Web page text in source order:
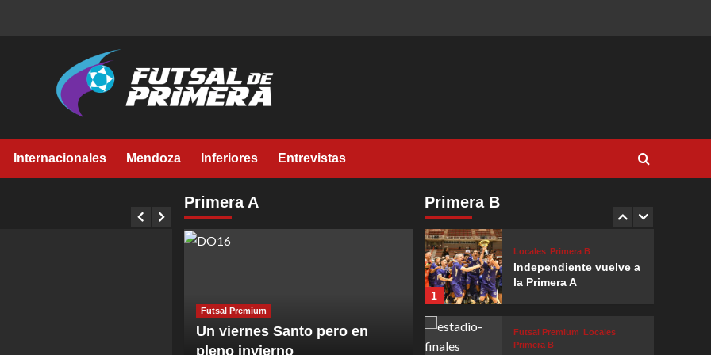
Internacionales Mendoza Inferiores Entrevistas
Primera A
Futsal Premium
Un viernes Santo pero en
pleno invierno
Primera B
5
1
Locales Primera B
Independiente vuelve a
la Primera A
Futsal Premium Locales
Primera B